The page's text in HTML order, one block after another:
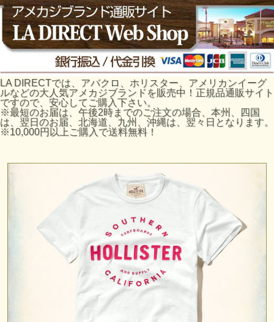
LA DIRECTでは、アバクロ、ホリスター、アメリカンイーグ
ルなどの大人気アメカジブランドを販売中！正規品通販サイト
ですので、安心してご購入下さい。
※最短のお届は、午後2時までのご注文の場合、本州、四国
は、翌日のお届、北海道、九州、沖縄は、翌々日となります。
※10,000円以上ご購入で送料無料！